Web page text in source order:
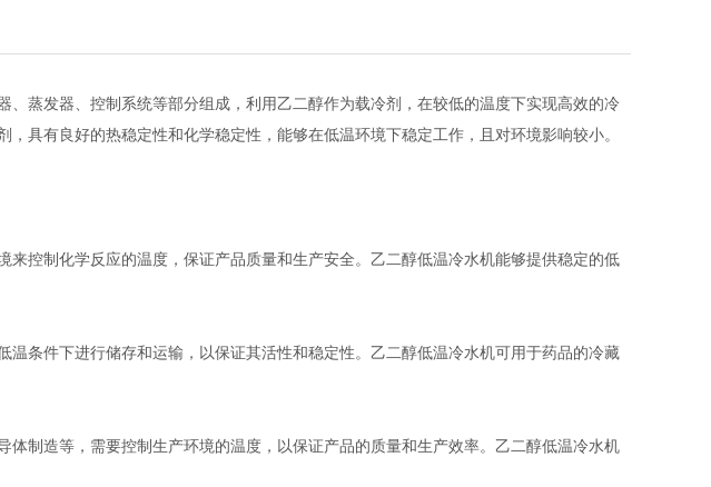
、蒸发器、控制系统等部分组成，利用乙二醇作为载冷剂，在较低的温度下实现高效的冷
具有良好的热稳定性和化学稳定性，能够在低温环境下稳定工作，且对环境影响较小。
控制化学反应的温度，保证产品质量和生产安全。乙二醇低温冷水机能够提供稳定的低
条件下进行储存和运输，以保证其活性和稳定性。乙二醇低温冷水机可用于药品的冷藏
制造等，需要控制生产环境的温度，以保证产品的质量和生产效率。乙二醇低温冷水机